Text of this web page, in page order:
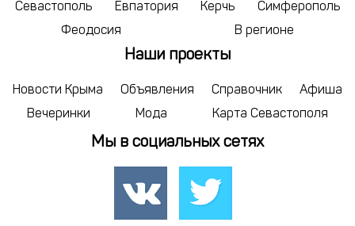
Севастополь Евпатория Керчь
Симферополь
Феодосия
В регионе
Наши проекты
Новости Крыма Объявления Справочник
Афиша
Вечеринки
Мода Карта Севастополя
Мы в социальных сетях